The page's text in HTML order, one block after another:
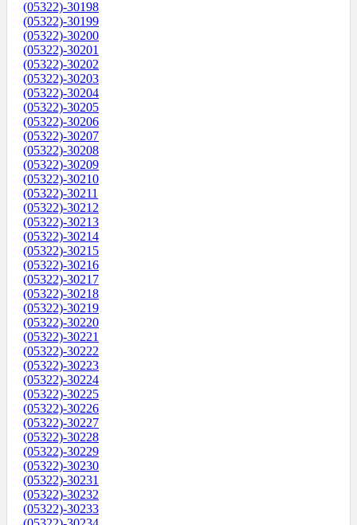
(05322)-30198
(05322)-30199
(05322)-30200
(05322)-30201
(05322)-30202
(05322)-30203
(05322)-30204
(05322)-30205
(05322)-30206
(05322)-30207
(05322)-30208
(05322)-30209
(05322)-30210
(05322)-30211
(05322)-30212
(05322)-30213
(05322)-30214
(05322)-30215
(05322)-30216
(05322)-30217
(05322)-30218
(05322)-30219
(05322)-30220
(05322)-30221
(05322)-30222
(05322)-30223
(05322)-30224
(05322)-30225
(05322)-30226
(05322)-30227
(05322)-30228
(05322)-30229
(05322)-30230
(05322)-30231
(05322)-30232
(05322)-30233